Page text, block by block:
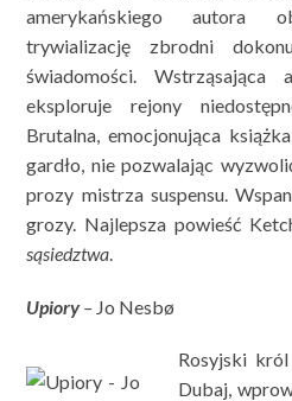
amerykańskiego autora
trywializację zbrodni
świadomości. Wstrząsająca
eksploruje rejony
Brutalna, emocjonująca
gardło, nie pozwalając
prozy mistrza suspensu.
grozy. Najlepsza powieść
sąsiedztwa.
Upiory– Jo Nesbø
Rosyjski
Dubaj,